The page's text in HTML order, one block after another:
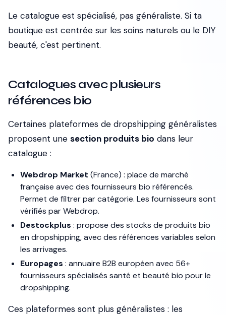
Le catalogue est spécialisé, pas généraliste. Si ta
boutique est centrée sur les soins naturels ou le DIY
beauté, c'est pertinent.
Catalogues avec plusieurs
références bio
Certaines plateformes de dropshipping généralistes
proposent une section produits bio dans leur
catalogue :
Webdrop Market (France) : place de marché
française avec des fournisseurs bio référencés.
Permet de filtrer par catégorie. Les fournisseurs sont
vérifiés par Webdrop.
Destockplus : propose des stocks de produits bio
en dropshipping, avec des références variables selon
les arrivages.
Europages : annuaire B2B européen avec 56+
fournisseurs spécialisés santé et beauté bio pour le
dropshipping.
Ces plateformes sont plus généralistes : les